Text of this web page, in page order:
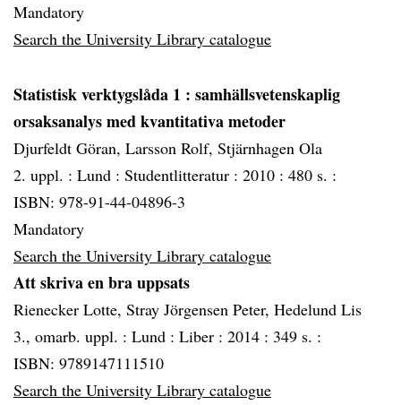
Mandatory
Search the University Library catalogue
Statistisk verktygslåda 1 : samhällsvetenskaplig
orsaksanalys med kvantitativa metoder
Djurfeldt Göran, Larsson Rolf, Stjärnhagen Ola
2. uppl. : Lund : Studentlitteratur : 2010 : 480 s. :
ISBN: 978-91-44-04896-3
Mandatory
Search the University Library catalogue
Att skriva en bra uppsats
Rienecker Lotte, Stray Jörgensen Peter, Hedelund Lis
3., omarb. uppl. : Lund : Liber : 2014 : 349 s. :
ISBN: 9789147111510
Search the University Library catalogue